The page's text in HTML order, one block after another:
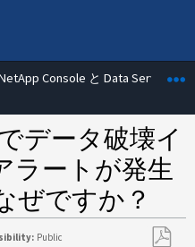
開/折りたたむ
Console と Data Services
データ破壊イ
ラートが発生
ぜですか？
Public